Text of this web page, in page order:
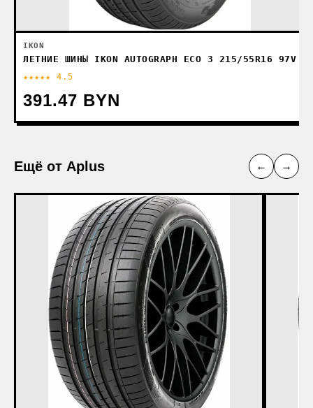
IKON
ЛЕТНИЕ ШИНЫ IKON AUTOGRAPH ECO 3 215/55R16 97V
★★★★★ 4.5
391.47 BYN
Ещё от Aplus ← →